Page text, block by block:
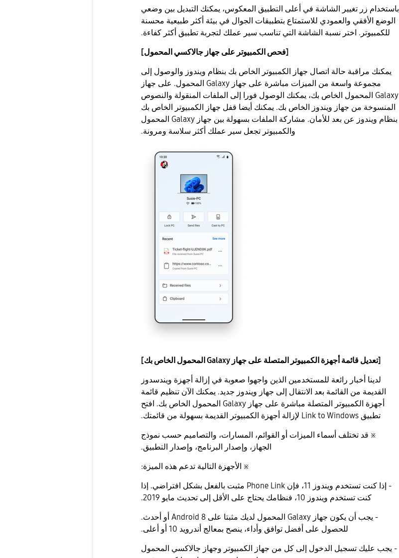
باستخدام زر تغيير الشاشة في أعلى التطبيق المعكوس، يمكنك التبديل بين وضعي
الوضع الأفقي والعمودي للاستمتاع بتطبيقات الجوال في بيئة أكثر طبيعية محسنة
للكمبيوتر. اختر نسبة الشاشة التي تناسب سير عملك لتجربة تطبيق أكثر كفاءة.
[فحص الكمبيوتر على جهاز جالاكسي المحمول]
يمكنك مراقبة حالة اتصال جهاز الكمبيوتر الخاص بك بنظام ويندوز والوصول إلى
مجموعة واسعة من الميزات مباشرة على جهاز Galaxy المحمول. على جهاز
Galaxy المحمول الخاص بك، يمكنك الوصول فورا إلى الملفات المنقولة والنصوص
المنسوخة من جهاز ويندوز الخاص بك. يمكنك أيضا قفل جهاز الكمبيوتر الخاص بك
بنظام ويندوز عن بعد للأمان. مشاركة الملفات بسهولة بين جهاز Galaxy المحمول
والكمبيوتر تجعل سير عملك أكثر سلاسة ومرونة.
[تعديل قائمة أجهزة الكمبيوتر المتصلة على جهاز Galaxy المحمول الخاص بك]
لدينا أخبار رائعة للمستخدمين الذين واجهوا صعوبة في إزالة أجهزة ويندسدوز
القديمة من القائمة بعد الانتقال إلى جهاز ويندوز جديد. يمكنك الآن تنظيم قائمة
أجهزة الكمبيوتر المتصلة مباشرة على جهاز Galaxy المحمول الخاص بك. افتح
تطبيق Link to Windows لإزالة أجهزة الكمبيوتر القديمة بسهولة من قائمتك.
※ قد تختلف أسماء الميزات أو القوائم، المسارات، والتصاميم حسب نموذج
الجهاز، وإصدار البرنامج، وإصدار التطبيق.
※ الأجهزة التالية تدعم هذه الميزة:
- إذا كنت تستخدم ويندوز 11، فإن Phone Link مثبت بالفعل بشكل افتراضي. إذا
كنت تستخدم ويندوز 10، فنظامك يحتاج على الأقل إلى تحديث مايو 2019.
- يجب أن يكون جهاز Galaxy المحمول لديك مثبتا على Android 8 أو أحدث.
للحصول على أفضل توافق وأداء، ينصح بمعالج أندرويد 10 أو أعلى.
- يجب عليك تسجيل الدخول إلى كل من جهاز الكمبيوتر وجهاز جالاكسي المحمول